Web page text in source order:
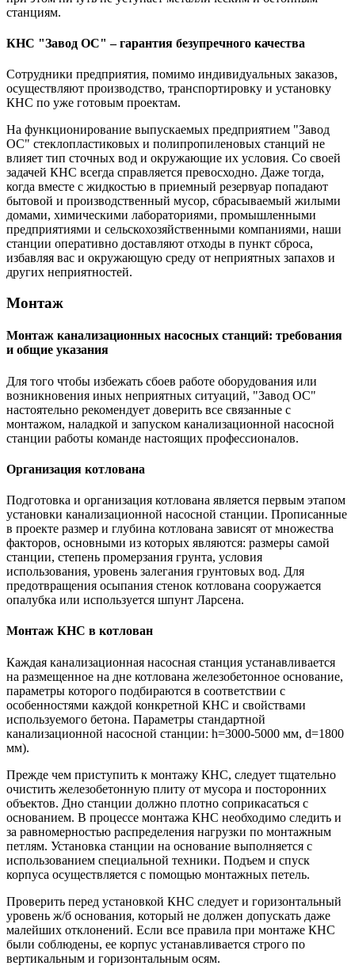
станциям.
КНС "Завод ОС" – гарантия безупречного качества
Сотрудники предприятия, помимо индивидуальных заказов,
осуществляют производство, транспортировку и установку
КНС по уже готовым проектам.
На функционирование выпускаемых предприятием "Завод
ОС" стеклопластиковых и полипропиленовых станций не
влияет тип сточных вод и окружающие их условия. Со своей
задачей КНС всегда справляется превосходно. Даже тогда,
когда вместе с жидкостью в приемный резервуар попадают
бытовой и производственный мусор, сбрасываемый жилыми
домами, химическими лабораториями, промышленными
предприятиями и сельскохозяйственными компаниями, наши
станции оперативно доставляют отходы в пункт сброса,
избавляя вас и окружающую среду от неприятных запахов и
других неприятностей.
Монтаж
Монтаж канализационных насосных станций: требования
и общие указания
Для того чтобы избежать сбоев работе оборудования или
возникновения иных неприятных ситуаций, "Завод ОС"
настоятельно рекомендует доверить все связанные с
монтажом, наладкой и запуском канализационной насосной
станции работы команде настоящих профессионалов.
Организация котлована
Подготовка и организация котлована является первым этапом
установки канализационной насосной станции. Прописанные
в проекте размер и глубина котлована зависят от множества
факторов, основными из которых являются: размеры самой
станции, степень промерзания грунта, условия
использования, уровень залегания грунтовых вод. Для
предотвращения осыпания стенок котлована сооружается
опалубка или используется шпунт Ларсена.
Монтаж КНС в котлован
Каждая канализационная насосная станция устанавливается
на размещенное на дне котлована железобетонное основание,
параметры которого подбираются в соответствии с
особенностями каждой конкретной КНС и свойствами
используемого бетона. Параметры стандартной
канализационной насосной станции: h=3000-5000 мм, d=1800
мм).
Прежде чем приступить к монтажу КНС, следует тщательно
очистить железобетонную плиту от мусора и посторонних
объектов. Дно станции должно плотно соприкасаться с
основанием. В процессе монтажа КНС необходимо следить и
за равномерностью распределения нагрузки по монтажным
петлям. Установка станции на основание выполняется с
использованием специальной техники. Подъем и спуск
корпуса осуществляется с помощью монтажных петель.
Проверить перед установкой КНС следует и горизонтальный
уровень ж/б основания, который не должен допускать даже
малейших отклонений. Если все правила при монтаже КНС
были соблюдены, ее корпус устанавливается строго по
вертикальным и горизонтальным осям.